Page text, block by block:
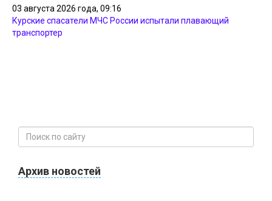
03 августа 2026 года, 09:16
Курские спасатели МЧС России испытали плавающий
транспортер
Архив новостей